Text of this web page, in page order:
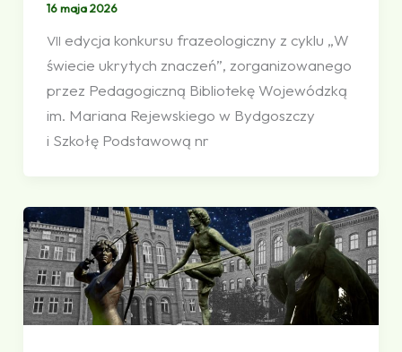
16 maja 2026
VII edycja konkursu frazeologiczny z cyklu „W
świecie ukrytych znaczeń”, zorganizowanego
przez Pedagogiczną Bibliotekę Wojewódzką
im. Mariana Rejewskiego w Bydgoszczy
i Szkołę Podstawową nr